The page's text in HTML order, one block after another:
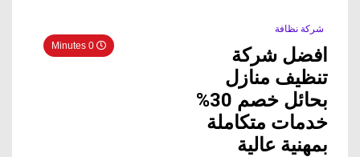
شركة نظافة
افضل شركة
تنظيف منازل
بحائل خصم 30%
خدمات متكاملة
بمهنية عالية